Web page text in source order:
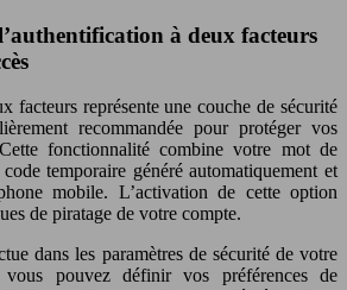
à deux facteurs
facteurs représente une couche de sécurité
recommandée pour protéger vos
Cette fonctionnalité combine votre mot de
temporaire généré automatiquement et
mobile. L’activation de cette option
de piratage de votre compte.
dans les paramètres de sécurité de votre
vous pouvez définir vos préférences de